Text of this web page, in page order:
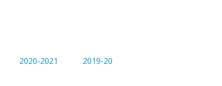
2020-2021
2019-20